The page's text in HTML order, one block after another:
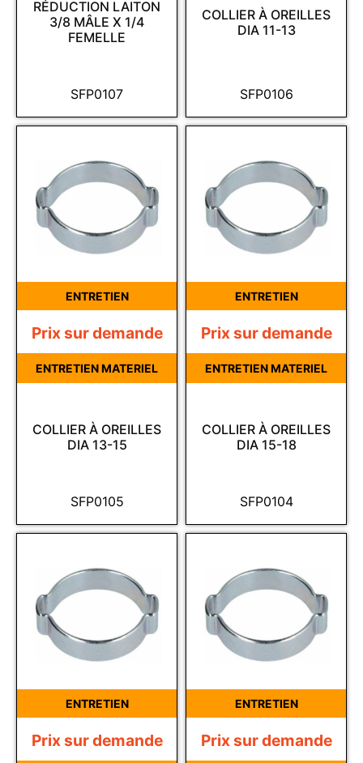
SFP0107
RÉDUCTION LAITON
3/8 MÂLE X 1/4
FEMELLE
SFP0106
COLLIER À OREILLES
DIA 11-13
ENTRETIEN
SFP0105
COLLIER À OREILLES
DIA 13-15
Prix sur demande
ENTRETIEN MATERIEL
ENTRETIEN
SFP0104
COLLIER À OREILLES
DIA 15-18
Prix sur demande
ENTRETIEN MATERIEL
ENTRETIEN
Prix sur demande
ENTRETIEN
Prix sur demande